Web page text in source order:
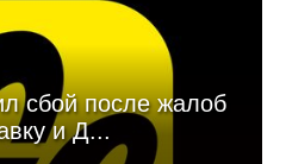
сбой после жалоб
и Д...